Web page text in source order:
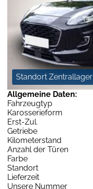
Standort Zentrallager
Allgemeine Daten:
Fahrzeugtyp
Karosserieform
Erst-Zul.
Getriebe
Kilometerstand
Anzahl der Türen
Farbe
Standort
Lieferzeit
Unsere Nummer